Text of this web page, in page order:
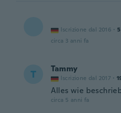
Iscrizione dal 2016 · 5
circa 3 anni fa
T Tammy
Iscrizione dal 2017 ·
Alles wie
circa 5 anni fa